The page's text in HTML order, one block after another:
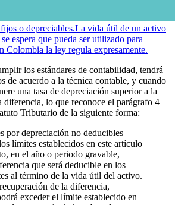
o depreciables.La vida útil de un activo
espera que pueda ser utilizado para
Colombia la ley regula expresamente.
los estándares de contabilidad, tendrá
de acuerdo a la técnica contable, y cuando
una tasa de depreciación superior a la
diferencia, lo que reconoce el parágrafo 4
Tributario de la siguiente forma:
por depreciación no deducibles
límites establecidos en este artículo
en el año o periodo gravable,
que será deducible en los
al término de la vida útil del activo.
de la diferencia,
exceder el límite establecido en